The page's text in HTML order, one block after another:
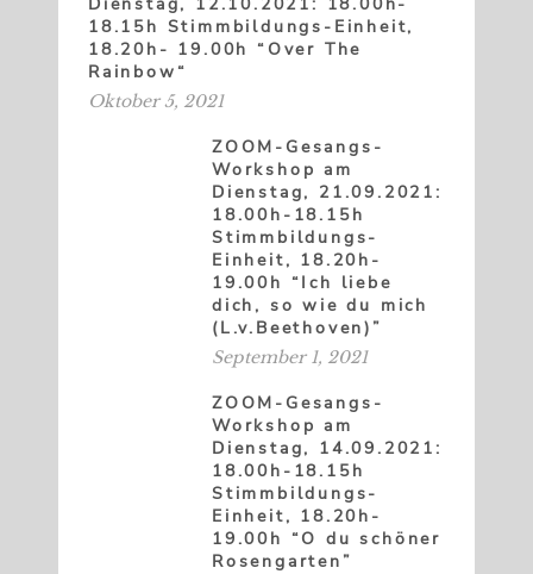
18.15h Stimmbildungs-Einheit,
18.20h- 19.00h “Over The
Rainbow“
Oktober 5, 2021
ZOOM-Gesangs-
Workshop am
Dienstag, 21.09.2021:
18.00h-18.15h
Stimmbildungs-
Einheit, 18.20h-
19.00h “Ich liebe
dich, so wie du mich
(L.v.Beethoven)”
September 1, 2021
ZOOM-Gesangs-
Workshop am
Dienstag, 14.09.2021:
18.00h-18.15h
Stimmbildungs-
Einheit, 18.20h-
19.00h “O du schöner
Rosengarten”